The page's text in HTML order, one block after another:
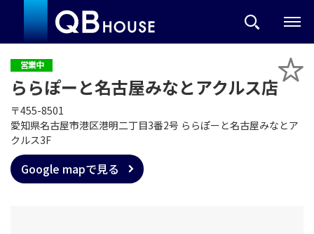
営業中
ららぽーと名古屋みなとアクルス店
〒455-8501
愛知県名古屋市港区港明二丁目3番2号 ららぽーと名古屋みなとア
クルス3F
Google mapで見る